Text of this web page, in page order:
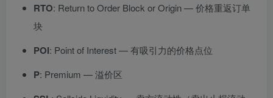
RTO: Return to Order Block or Origin — 价格重返订单
块
POI: Point of Interest — 有吸引力的价格点位
P: Premium — 溢价区